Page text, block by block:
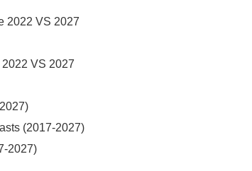
2022 VS 2027
VS 2027
(2017-2027)
2027)